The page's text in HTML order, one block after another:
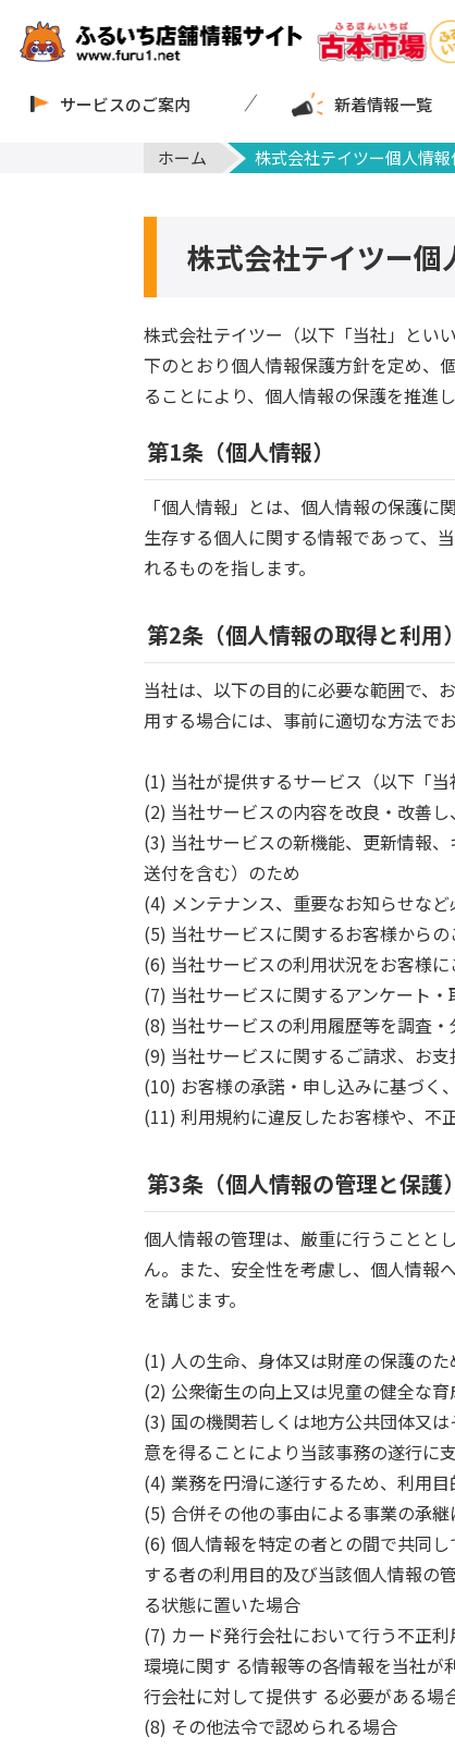
サービスのご案内 新着情報一覧
ホーム 株式会社テイツー個人情
株式会社テイツー個
株式会社テイツー（以下「当社」とい
下のとおり個人情報保護方針を定め、
ることにより、個人情報の保護を推進し
第1条（個人情報）
「個人情報」とは、個人情報の保護
生存する個人に関する情報であって、
れるものを指します。
第2条（個人情報の取得と利用）
当社は、以下の目的に必要な範囲で、
用する場合には、事前に適切な方法で
(1) 当社が提供するサービス（以下「
(2) 当社サービスの内容を改良・改善
(3) 当社サービスの新機能、更新情報
送付を含む）のため
(4) メンテナンス、重要なお知らせな
(5) 当社サービスに関するお客様から
(6) 当社サービスの利用状況をお客様
(7) 当社サービスに関するアンケート
(8) 当社サービスの利用履歴等を調査
(9) 当社サービスに関するご請求、お
(10) お客様の承諾・申し込みに基づく
(11) 利用規約に違反したお客様や、不
第3条（個人情報の管理と保護）
個人情報の管理は、厳重に行うことと
ん。また、安全性を考慮し、個人情報
を講じます。
(1) 人の生命、身体又は財産の保護の
(2) 公衆衛生の向上又は児童の健全な
(3) 国の機関若しくは地方公共団体又
意を得ることにより当該事務の遂行に
(4) 業務を円滑に遂行するため、利用
(5) 合併その他の事由による事業の承
(6) 個人情報を特定の者との間で共同
する者の利用目的及び当該個人情報の
る状態に置いた場合
(7) カード発行会社において行う不正
環境に関す る情報等の各情報を当社が
行会社に対して提供す る必要がある場
(8) その他法令で認められる場合